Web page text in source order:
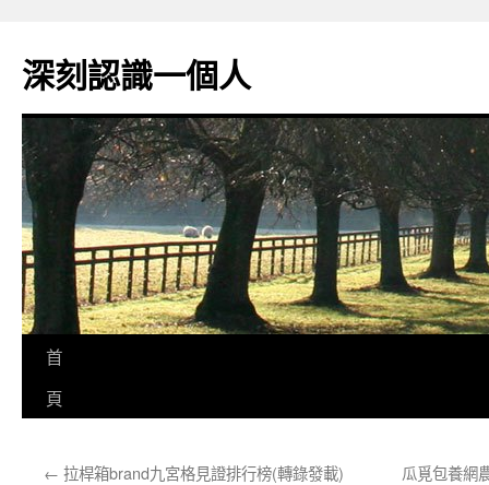
主
要
深刻認識一個人
首
頁
← 拉桿箱brand九宮格見證排行榜(轉錄發載) 瓜覓包養網